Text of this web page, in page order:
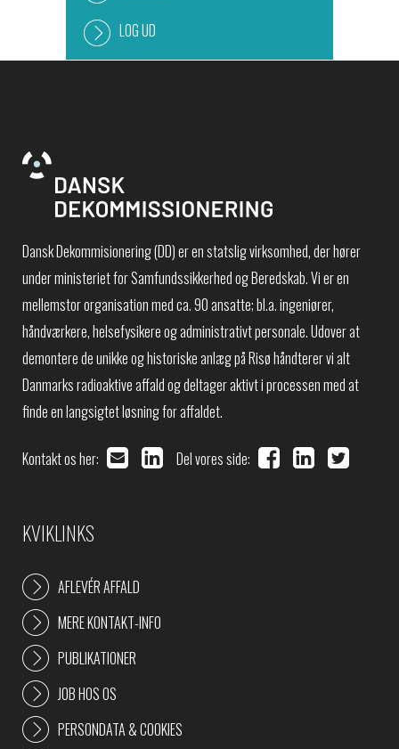
LOG UD
Dansk Dekommisionering (DD) er en statslig virksomhed, der hører
under ministeriet for Samfundssikkerhed og Beredskab. Vi er en
mellemstor organisation med ca. 90 ansatte; bl.a. ingeniører,
håndværkere, helsefysikere og administrativt personale. Udover at
demontere de unikke og historiske anlæg på Risø håndterer vi alt
Danmarks radioaktive affald og deltager aktivt i processen med at
finde en langsigtet løsning for affaldet.
Kontakt os her: Del vores side:
KVIKLINKS
AFLEVÉR AFFALD
MERE KONTAKT-INFO
PUBLIKATIONER
JOB HOS OS
PERSONDATA & COOKIES